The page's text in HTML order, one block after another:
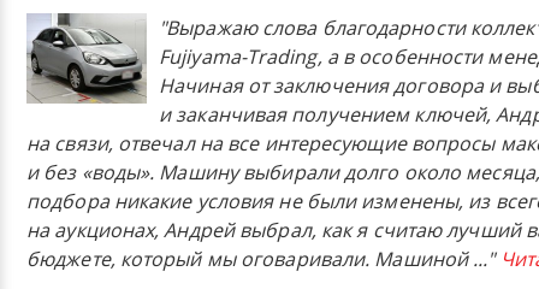
"Выражаю слова благодарности
Fujiyama-Trading, а в особенности
Начиная от заключения договора и
и заканчивая получением ключей,
на связи, отвечал на все интересующие вопросы
и без «воды». Машину выбирали долго около
подбора никакие условия не были изменены, из
на аукционах, Андрей выбрал, как я считаю лучший
бюджете, который мы оговаривали. Машиной..."